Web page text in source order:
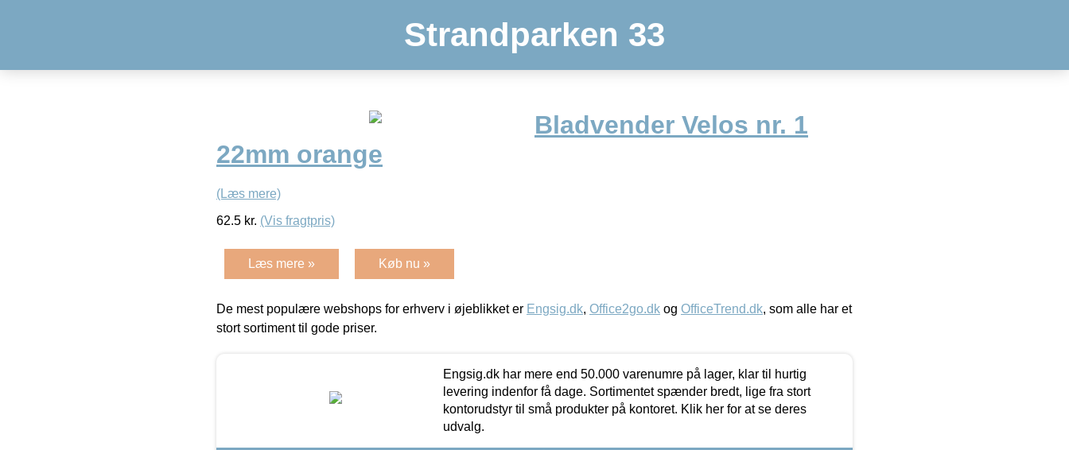
Strandparken 33
Bladvender Velos nr. 1
22mm orange
(Læs mere)
62.5 kr. (Vis fragtpris)
Læs mere » Køb nu »
De mest populære webshops for erhverv i øjeblikket er Engsig.dk, Office2go.dk og OfficeTrend.dk, som alle har et
stort sortiment til gode priser.
Engsig.dk har mere end 50.000 varenumre på lager, klar til hurtig
levering indenfor få dage. Sortimentet spænder bredt, lige fra stort
kontorudstyr til små produkter på kontoret. Klik her for at se deres
udvalg.